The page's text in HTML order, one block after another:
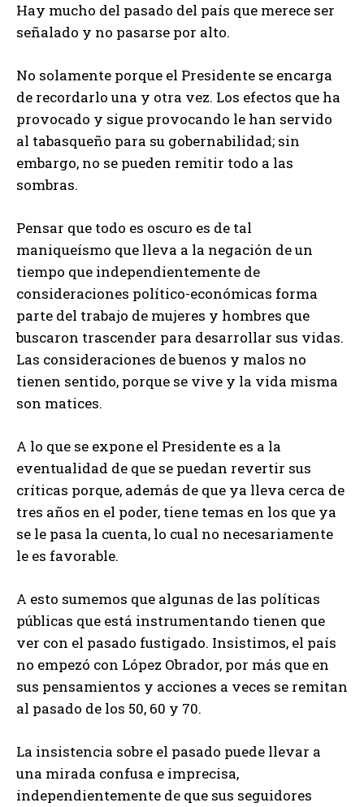
Hay mucho del pasado del país que merece ser
señalado y no pasarse por alto.
No solamente porque el Presidente se encarga
de recordarlo una y otra vez. Los efectos que ha
provocado y sigue provocando le han servido
al tabasqueño para su gobernabilidad; sin
embargo, no se pueden remitir todo a las
sombras.
Pensar que todo es oscuro es de tal
maniqueísmo que lleva a la negación de un
tiempo que independientemente de
consideraciones político-económicas forma
parte del trabajo de mujeres y hombres que
buscaron trascender para desarrollar sus vidas.
Las consideraciones de buenos y malos no
tienen sentido, porque se vive y la vida misma
son matices.
A lo que se expone el Presidente es a la
eventualidad de que se puedan revertir sus
críticas porque, además de que ya lleva cerca de
tres años en el poder, tiene temas en los que ya
se le pasa la cuenta, lo cual no necesariamente
le es favorable.
A esto sumemos que algunas de las políticas
públicas que está instrumentando tienen que
ver con el pasado fustigado. Insistimos, el país
no empezó con López Obrador, por más que en
sus pensamientos y acciones a veces se remitan
al pasado de los 50, 60 y 70.
La insistencia sobre el pasado puede llevar a
una mirada confusa e imprecisa,
independientemente de que sus seguidores